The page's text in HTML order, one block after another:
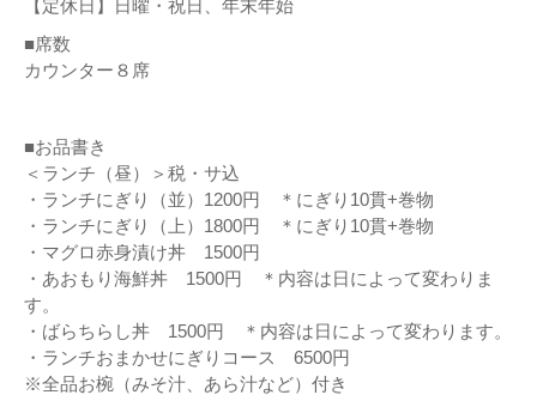
【定休日】日曜・祝日、年末年始
■席数
カウンター８席
■お品書き
＜ランチ（昼）＞税・サ込
・ランチにぎり（並）1200円 ＊にぎり10貫+巻物
・ランチにぎり（上）1800円 ＊にぎり10貫+巻物
・マグロ赤身漬け丼 1500円
・あおもり海鮮丼 1500円 ＊内容は日によって変わりま
す。
・ばらちらし丼 1500円 ＊内容は日によって変わります。
・ランチおまかせにぎりコース 6500円
※全品お椀（みそ汁、あら汁など）付き